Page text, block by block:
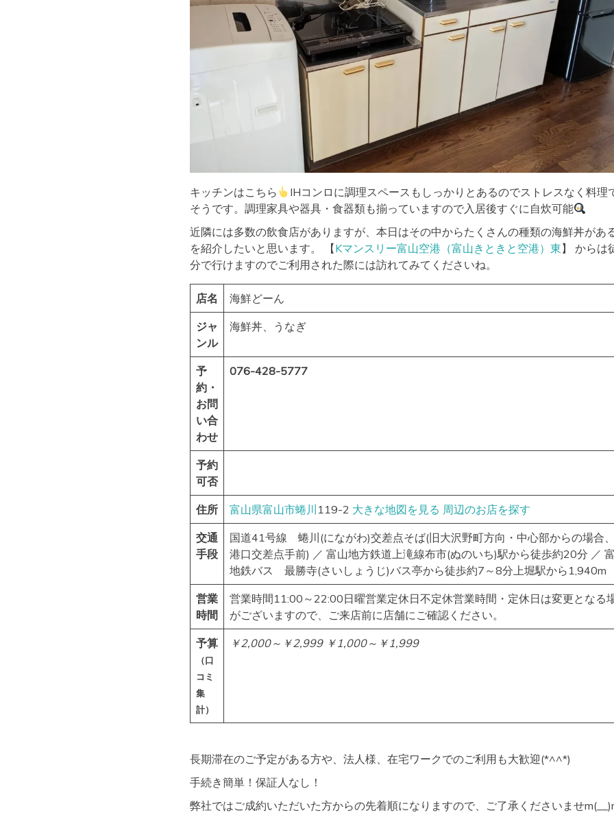
キッチンはこちら
IHコンロに調理スペースもしっかりとあるのでストレスなく料理
そうです。調理家具や器具・食器類も揃っていますので入居後すぐに自炊可能
近隣には多数の飲食店がありますが、本日はその中からたくさんの種類の海鮮丼があ
を紹介したいと思います。 【Kマンスリー富山空港（富山きときと空港）東】 からは
分で行けますのでご利用された際には訪れてみてくださいね。
店名 海鮮どーん
ジャ
ンル
海鮮丼、うなぎ
予
約・
お問
い合
わせ
076-428-5777
予約
可否
住所 富山県富山市蜷川 119-2 大きな地図を見る 周辺のお店を探す
交通
手段
国道41号線 蜷川(にながわ)交差点そば(旧大沢野町方向・中心部からの場合
港口交差点手前) ／ 富山地方鉄道上滝線布市(ぬのいち)駅から徒歩約20分 ／
地鉄バス 最勝寺(さいしょうじ)バス亭から徒歩約7～8分上堀駅から1,940m
営業
時間
営業時間11:00～22:00日曜営業定休日不定休営業時間・定休日は変更となる
がございますので、ご来店前に店舗にご確認ください。
予算
（口
コミ
集
計）
￥2,000～￥2,999 ￥1,000～￥1,999
長期滞在のご予定がある方や、法人様、在宅ワークでのご利用も大歓迎(*^^*)
手続き簡単！保証人なし！
弊社ではご成約いただいた方からの先着順になりますので、ご了承くださいませ